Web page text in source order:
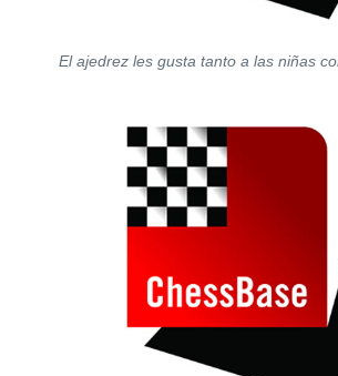
El ajedrez les gusta tanto a las niñas